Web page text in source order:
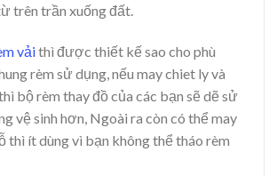
trên trần xuống đất.
vảithì được thiết kế sao cho phù
rèm sử dụng, nếu may chiet ly và
bộ rèm thay đồ của các bạn sẽ dẽ sử
vệ sinh hơn, Ngoài ra còn có thể may
thì ít dùng vì bạn không thể tháo rèm